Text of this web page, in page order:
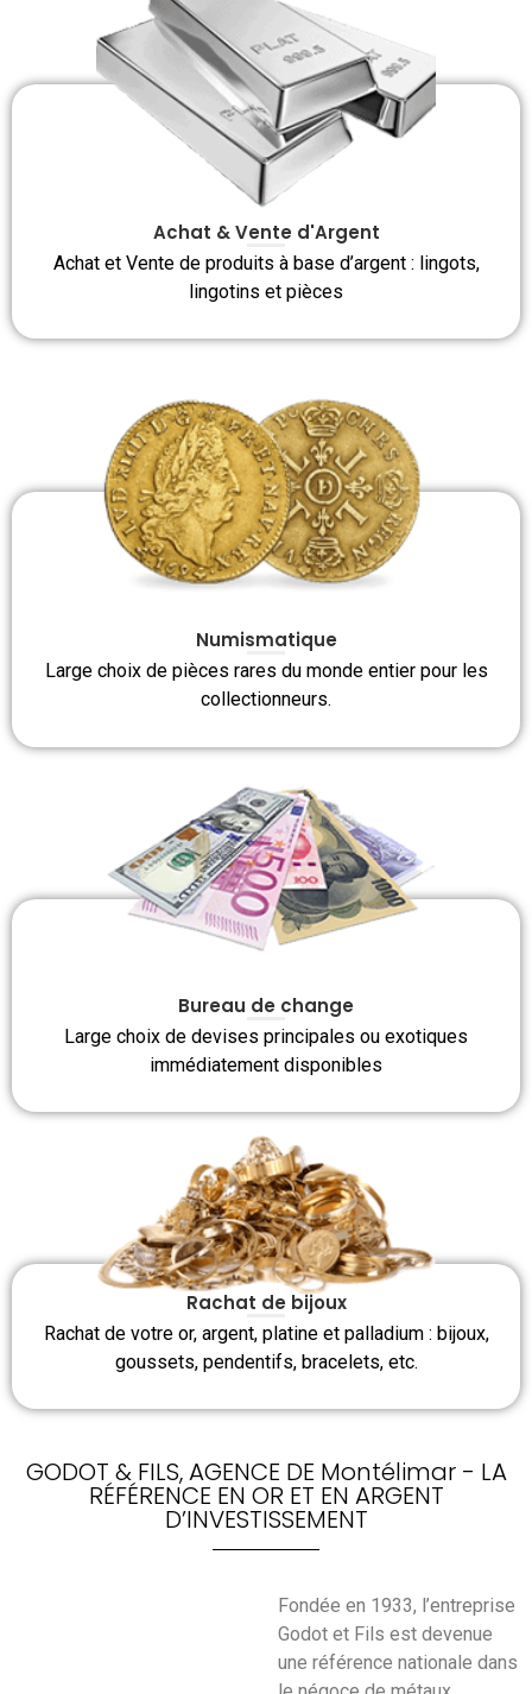
Achat & Vente d'Argent
Achat et Vente de produits à base d’argent : lingots,
lingotins et pièces
Numismatique
Large choix de pièces rares du monde entier pour les
collectionneurs.
Bureau de change
Large choix de devises principales ou exotiques
immédiatement disponibles
Rachat de bijoux
Rachat de votre or, argent, platine et palladium : bijoux,
goussets, pendentifs, bracelets, etc.
GODOT & FILS, AGENCE DE Montélimar - LA
RÉFÉRENCE EN OR ET EN ARGENT
D’INVESTISSEMENT
Fondée en 1933, l’entreprise
Godot et Fils est devenue
une référence nationale dans